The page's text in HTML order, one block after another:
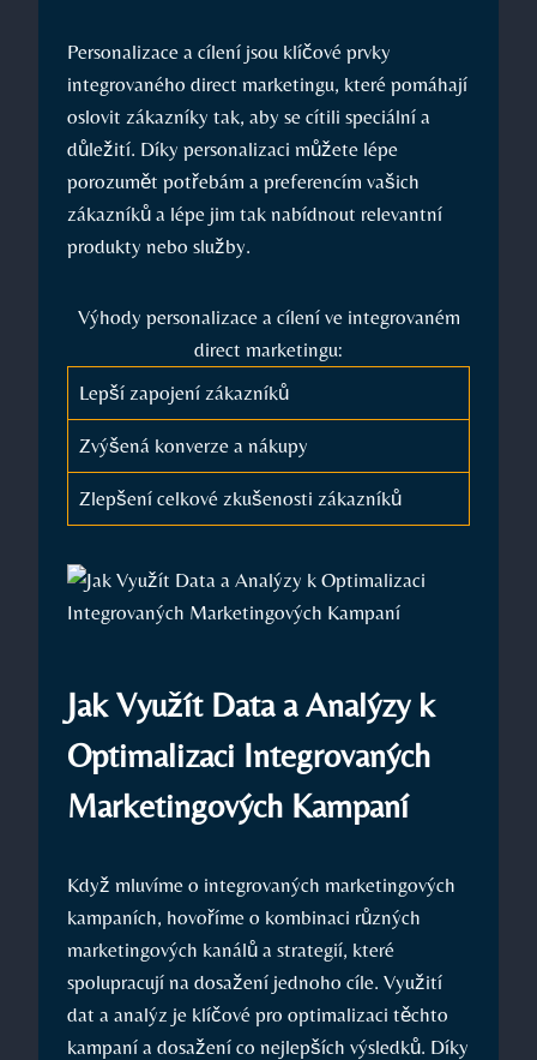
Personalizace a cílení jsou⁣ klíčové prvky
integrovaného direct ​marketingu, které pomáhají
oslovit zákazníky tak, aby se cítili ​speciální a
důležití. Díky personalizaci můžete ⁤lépe
porozumět potřebám a preferencím vašich
zákazníků a lépe jim ‍tak nabídnout ⁣relevantní
produkty ⁤nebo služby.
Výhody personalizace a cílení ve integrovaném​
direct marketingu:
Lepší zapojení zákazníků
Zvýšená konverze a nákupy
Zlepšení celkové zkušenosti zákazníků
Jak Využít Data a Analýzy k
Optimalizaci Integrovaných
Marketingových Kampaní
Když mluvíme o integrovaných marketingových
kampaních, hovoříme o kombinaci různých
marketingových kanálů a strategií, které
spolupracují⁢ na dosažení jednoho ⁣cíle. Využití
dat a analýz je klíčové pro optimalizaci těchto
kampaní‍ a ‌dosažení co nejlepších výsledků. Díky